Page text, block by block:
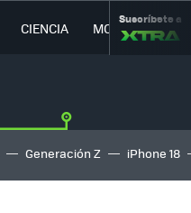
CIENCIA MOVILIDAD
Suscríbete a
Generación Z iPhone 18